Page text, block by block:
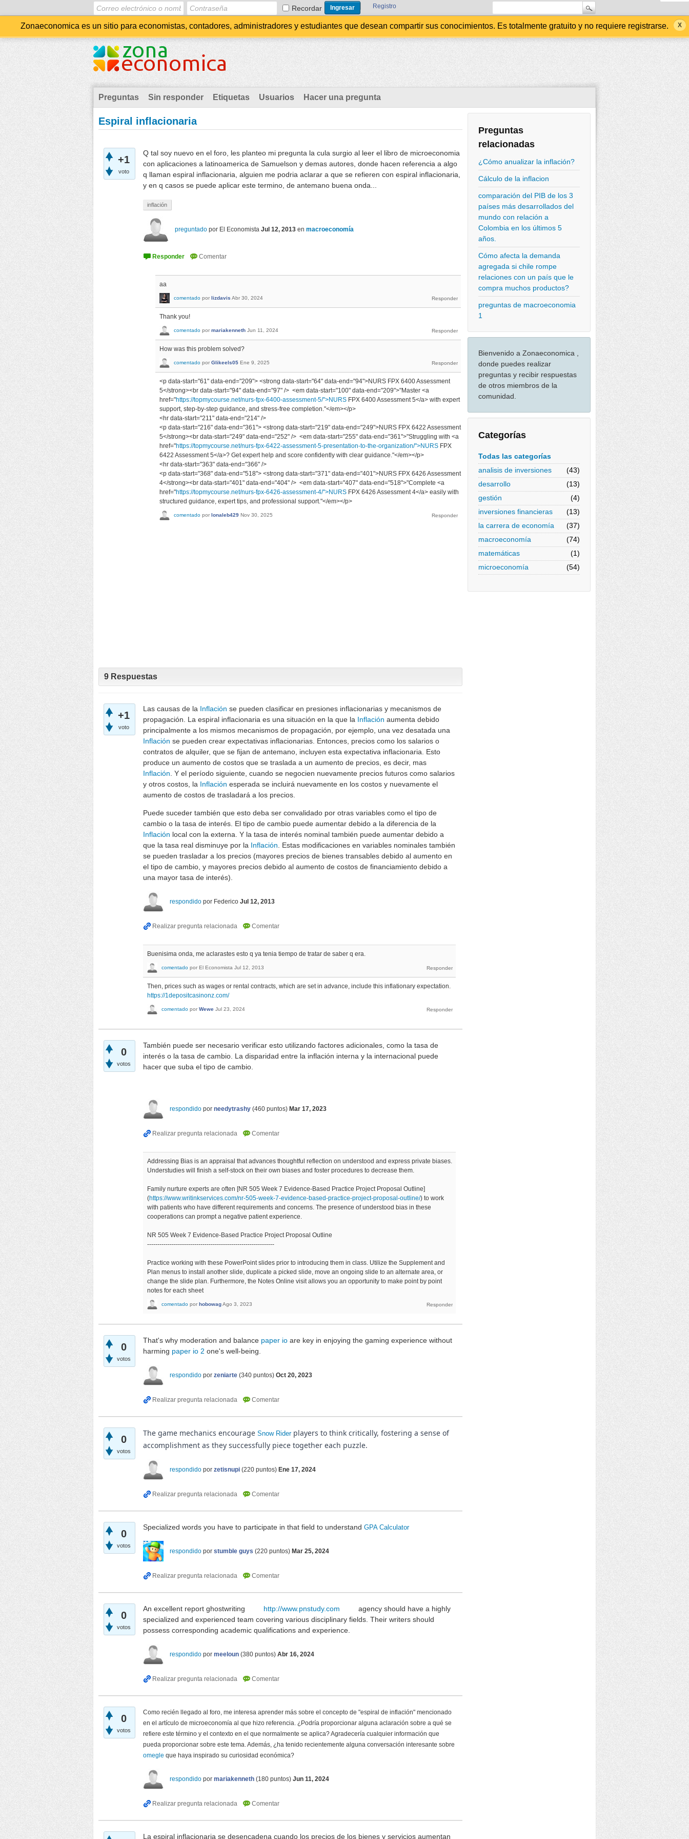
Recordar Registro
Zonaeconomica es un sitio para economistas, contadores, administradores y estudiantes que desean compartir sus conocimientos. Es totalmente gratuito y no requiere registrarse.
Preguntas Sin responder Etiquetas Usuarios Hacer una pregunta
Preguntas
relacionadas
¿Cómo anualizar la inflación?
Cálculo de la inflacion
comparación del PIB de los 3
países más desarrollados del
mundo con relación a
Colombia en los últimos 5
años.
Cómo afecta la demanda
agregada si chile rompe
relaciones con un país que le
compra muchos productos?
preguntas de macroeconomia
1
Bienvenido a Zonaeconomica ,
donde puedes realizar
preguntas y recibir respuestas
de otros miembros de la
comunidad.
Categorías
Todas las categorías
analisis de inversiones
(43)
desarrollo
(13)
gestión
(4)
inversiones financieras
(13)
la carrera de economía
(37)
macroeconomía
(74)
matemáticas
(1)
microeconomía
(54)
Espiral inflacionaria
+1
voto
Q tal soy nuevo en el foro, les planteo mi pregunta la cula surgio al leer el libro de microeconomia
con aplicaciones a latinoamerica de Samuelson y demas autores, donde hacen referencia a algo
q llaman espiral inflacionaria, alguien me podria aclarar a que se refieren con espiral inflacionaria,
y en q casos se puede aplicar este termino, de antemano buena onda...
inflación
preguntado por El Economista Jul 12, 2013 en macroeconomía
aa
comentado por lizdavis Abr 30, 2024
Thank you!
comentado por mariakenneth Jun 11, 2024
How was this problem solved?
comentado por Glikeels05 Ene 9, 2025
<p data-start="61" data-end="209"> <strong data-start="64" data-end="94">NURS FPX 6400 Assessment
5</strong><br data-start="94" data-end="97" /> <em data-start="100" data-end="209">"Master <a
href="https://topmycourse.net/nurs-fpx-6400-assessment-5/">NURS FPX 6400 Assessment 5</a> with expert
support, step-by-step guidance, and stress-free completion."</em></p>
<hr data-start="211" data-end="214" />
<p data-start="216" data-end="361"> <strong data-start="219" data-end="249">NURS FPX 6422 Assessment
5</strong><br data-start="249" data-end="252" /> <em data-start="255" data-end="361">"Struggling with <a
href="https://topmycourse.net/nurs-fpx-6422-assessment-5-presentation-to-the-organization/">NURS FPX
6422 Assessment 5</a>? Get expert help and score confidently with clear guidance."</em></p>
<hr data-start="363" data-end="366" />
<p data-start="368" data-end="518"> <strong data-start="371" data-end="401">NURS FPX 6426 Assessment
4</strong><br data-start="401" data-end="404" /> <em data-start="407" data-end="518">"Complete <a
href="https://topmycourse.net/nurs-fpx-6426-assessment-4/">NURS FPX 6426 Assessment 4</a> easily with
structured guidance, expert tips, and professional support."</em></p>
comentado por lonaleb429 Nov 30, 2025
9 Respuestas
+1
voto
Las causas de la Inflación se pueden clasificar en presiones inflacionarias y mecanismos de
propagación. La espiral inflacionaria es una situación en la que la Inflación aumenta debido
principalmente a los mismos mecanismos de propagación, por ejemplo, una vez desatada una
Inflación se pueden crear expectativas inflacionarias. Entonces, precios como los salarios o
contratos de alquiler, que se fijan de antemano, incluyen esta expectativa inflacionaria. Esto
produce un aumento de costos que se traslada a un aumento de precios, es decir, mas
Inflación. Y el período siguiente, cuando se negocien nuevamente precios futuros como salarios
y otros costos, la Inflación esperada se incluirá nuevamente en los costos y nuevamente el
aumento de costos de trasladará a los precios.
Puede suceder también que esto deba ser convalidado por otras variables como el tipo de
cambio o la tasa de interés. El tipo de cambio puede aumentar debido a la diferencia de la
Inflación local con la externa. Y la tasa de interés nominal también puede aumentar debido a
que la tasa real disminuye por la Inflación. Estas modificaciones en variables nominales también
se pueden trasladar a los precios (mayores precios de bienes transables debido al aumento en
el tipo de cambio, y mayores precios debido al aumento de costos de financiamiento debido a
una mayor tasa de interés).
respondido por Federico Jul 12, 2013
Buenisima onda, me aclarastes esto q ya tenia tiempo de tratar de saber q era.
comentado por El Economista Jul 12, 2013
Then, prices such as wages or rental contracts, which are set in advance, include this inflationary expectation.
https://1depositcasinonz.com/
comentado por Wewe Jul 23, 2024
0
votos
También puede ser necesario verificar esto utilizando factores adicionales, como la tasa de
interés o la tasa de cambio. La disparidad entre la inflación interna y la internacional puede
hacer que suba el tipo de cambio.
respondido por needytrashy (460 puntos) Mar 17, 2023
Addressing Bias is an appraisal that advances thoughtful reflection on understood and express private biases.
Understudies will finish a self-stock on their own biases and foster procedures to decrease them.
Family nurture experts are often [NR 505 Week 7 Evidence-Based Practice Project Proposal Outline]
(https://www.writinkservices.com/nr-505-week-7-evidence-based-practice-project-proposal-outline/) to work
with patients who have different requirements and concerns. The presence of understood bias in these
cooperations can prompt a negative patient experience.
NR 505 Week 7 Evidence-Based Practice Project Proposal Outline
--------------------------------------------------------------
Practice working with these PowerPoint slides prior to introducing them in class. Utilize the Supplement and
Plan menus to install another slide, duplicate a picked slide, move an ongoing slide to an alternate area, or
change the slide plan. Furthermore, the Notes Online visit allows you an opportunity to make point by point
notes for each sheet
comentado por hobowagAgo 3, 2023
0
votos
That's why moderation and balance paper io are key in enjoying the gaming experience without
harming paper io 2 one's well-being.
respondido por zeniarte (340 puntos) Oct 20, 2023
0
votos
The game mechanics encourage Snow Rider players to think critically, fostering a sense of
accomplishment as they successfully piece together each puzzle.
respondido por zetisnupi (220 puntos) Ene 17, 2024
0
votos
Specialized words you have to participate in that field to understand GPA Calculator
respondido por stumble guys (220 puntos) Mar 25, 2024
0
votos
An excellent report ghostwriting http://www.pnstudy.com agency should have a highly
specialized and experienced team covering various disciplinary fields. Their writers should
possess corresponding academic qualifications and experience.
respondido por meeloun (380 puntos) Abr 16, 2024
0
votos
Como recién llegado al foro, me interesa aprender más sobre el concepto de "espiral de inflación" mencionado
en el artículo de microeconomía al que hizo referencia. ¿Podría proporcionar alguna aclaración sobre a qué se
refiere este término y el contexto en el que normalmente se aplica? Agradecería cualquier información que
pueda proporcionar sobre este tema. Además, ¿ha tenido recientemente alguna conversación interesante sobre
omegle que haya inspirado su curiosidad económica?
respondido por mariakenneth (180 puntos) Jun 11, 2024
La espiral inflacionaria se desencadena cuando los precios de los bienes y servicios aumentan